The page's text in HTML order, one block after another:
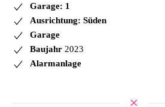
Garage: 1
Ausrichtung: Süden
Garage
Baujahr 2023
Alarmanlage